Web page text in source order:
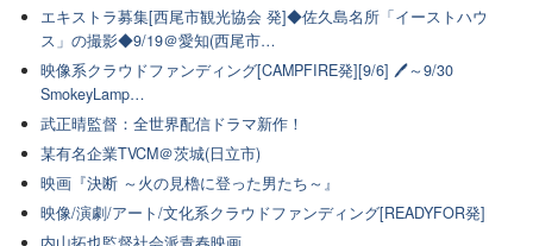
エキストラ募集[西尾市観光協会 発]◆佐久島名所「イーストハウ
ス」の撮影◆9/19＠愛知(西尾市…
映像系クラウドファンディング[CAMPFIRE発][9/6] 🖊～9/30
SmokeyLamp…
武正晴監督：全世界配信ドラマ新作！
某有名企業TVCM＠茨城(日立市)
映画『決断 ～火の見櫓に登った男たち～』
映像/演劇/アート/文化系クラウドファンディング[READYFOR発]